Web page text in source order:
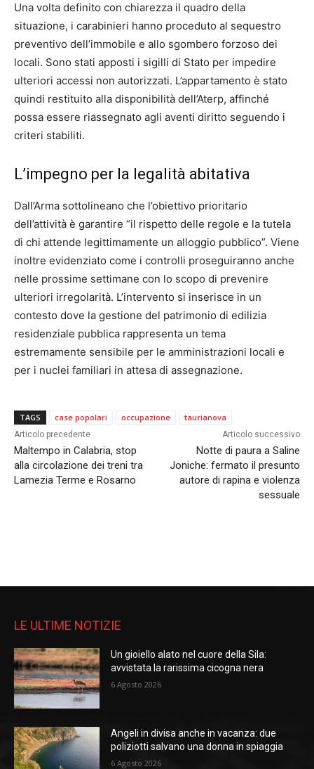
Una volta definito con chiarezza il quadro della
situazione, i carabinieri hanno proceduto al sequestro
preventivo dell’immobile e allo sgombero forzoso dei
locali. Sono stati apposti i sigilli di Stato per impedire
ulteriori accessi non autorizzati. L’appartamento è stato
quindi restituito alla disponibilità dell’Aterp, affinché
possa essere riassegnato agli aventi diritto seguendo i
criteri stabiliti.
L’impegno per la legalità abitativa
Dall’Arma sottolineano che l’obiettivo prioritario
dell’attività è garantire “il rispetto delle regole e la tutela
di chi attende legittimamente un alloggio pubblico”. Viene
inoltre evidenziato come i controlli proseguiranno anche
nelle prossime settimane con lo scopo di prevenire
ulteriori irregolarità. L’intervento si inserisce in un
contesto dove la gestione del patrimonio di edilizia
residenziale pubblica rappresenta un tema
estremamente sensibile per le amministrazioni locali e
per i nuclei familiari in attesa di assegnazione.
TAGS case popolari occupazione taurianova
Articolo precedente
Maltempo in Calabria, stop
alla circolazione dei treni tra
Lamezia Terme e Rosarno
Articolo successivo
Notte di paura a Saline
Joniche: fermato il presunto
autore di rapina e violenza
sessuale
LE ULTIME NOTIZIE
Un gioiello alato nel cuore della Sila:
avvistata la rarissima cicogna nera
6 Agosto 2026
Angeli in divisa anche in vacanza: due
poliziotti salvano una donna in spiaggia
6 Agosto 2026